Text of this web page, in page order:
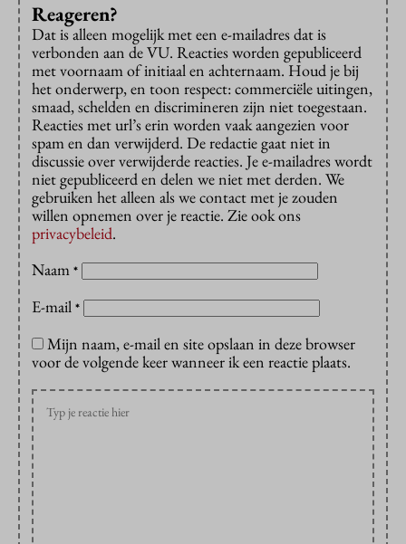
Reageren?
Dat is alleen mogelijk met een e-mailadres dat is
verbonden aan de VU. Reacties worden gepubliceerd
met voornaam of initiaal en achternaam. Houd je bij
het onderwerp, en toon respect: commerciële uitingen,
smaad, schelden en discrimineren zijn niet toegestaan.
Reacties met url’s erin worden vaak aangezien voor
spam en dan verwijderd. De redactie gaat niet in
discussie over verwijderde reacties. Je e-mailadres wordt
niet gepubliceerd en delen we niet met derden. We
gebruiken het alleen als we contact met je zouden
willen opnemen over je reactie. Zie ook ons
privacybeleid.
Naam *
E-mail *
Mijn naam, e-mail en site opslaan in deze browser
voor de volgende keer wanneer ik een reactie plaats.